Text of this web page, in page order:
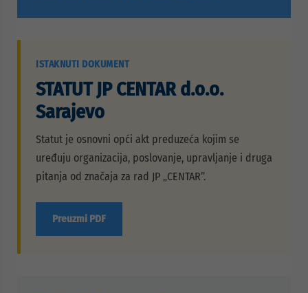
ISTAKNUTI DOKUMENT
STATUT JP CENTAR d.o.o.
Sarajevo
Statut je osnovni opći akt preduzeća kojim se
uređuju organizacija, poslovanje, upravljanje i druga
pitanja od značaja za rad JP „CENTAR”.
Preuzmi PDF